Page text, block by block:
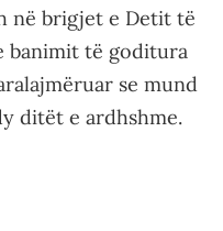
në brigjet e Detit të
banimit të goditura
se mund
ditët e ardhshme.